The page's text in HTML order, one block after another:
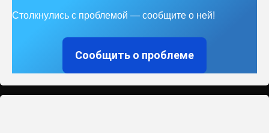
Столкнулись с проблемой — сообщите о ней!
Сообщить о проблеме